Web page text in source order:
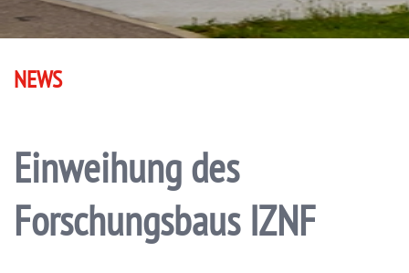
NEWS
Einweihung des
Forschungsbaus IZNF